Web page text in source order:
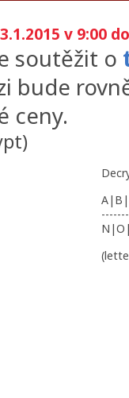
v 9:00
soutěžit o
bude
ceny.
)